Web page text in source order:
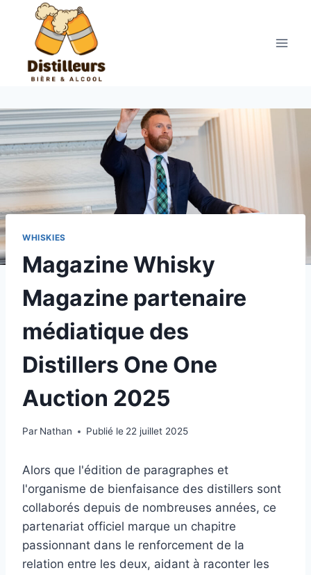
contenu
WHISKIES
Magazine Whisky
Magazine partenaire
médiatique des
Distillers One One
Auction 2025
Par Nathan Publié le 22 juillet 2025
Alors que l'édition de paragraphes et
l'organisme de bienfaisance des distillers sont
collaborés depuis de nombreuses années, ce
partenariat officiel marque un chapitre
passionnant dans le renforcement de la
relation entre les deux, aidant à raconter les